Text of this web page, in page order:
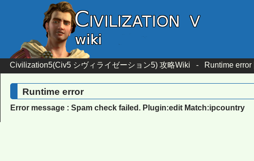
Civilization5(Civ5 シヴィライゼーション5) 攻略Wiki - Runtime error |
Runtime error
Error message : Spam check failed. Plugin:edit Match:ipcountry